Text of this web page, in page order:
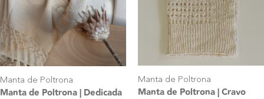
Manta de Poltrona
Manta de Poltrona | Dedicada
Manta de Poltrona
Manta de Poltrona | Cravo